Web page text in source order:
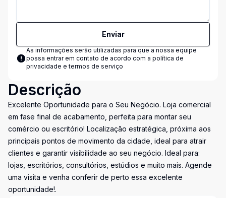
Enviar
As informações serão utilizadas para que a nossa equipe
possa entrar em contato de acordo com a política de
privacidade e termos de serviço
Descrição
Excelente Oportunidade para o Seu Negócio. Loja comercial
em fase final de acabamento, perfeita para montar seu
comércio ou escritório! Localização estratégica, próxima aos
principais pontos de movimento da cidade, ideal para atrair
clientes e garantir visibilidade ao seu negócio. Ideal para:
lojas, escritórios, consultórios, estúdios e muito mais. Agende
uma visita e venha conferir de perto essa excelente
oportunidade!.